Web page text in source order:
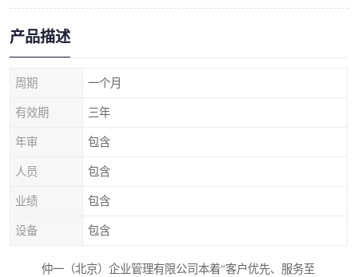
产品描述
周期 一个月
有效期 三年
年审 包含
人员 包含
业绩 包含
设备 包含
仲一（北京）企业管理有限公司本着“客户优先、服务至